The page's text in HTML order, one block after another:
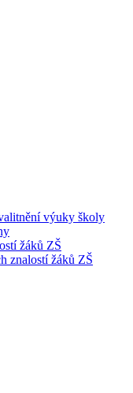
výuky školy
žáků ZŠ
znalostí žáků ZŠ